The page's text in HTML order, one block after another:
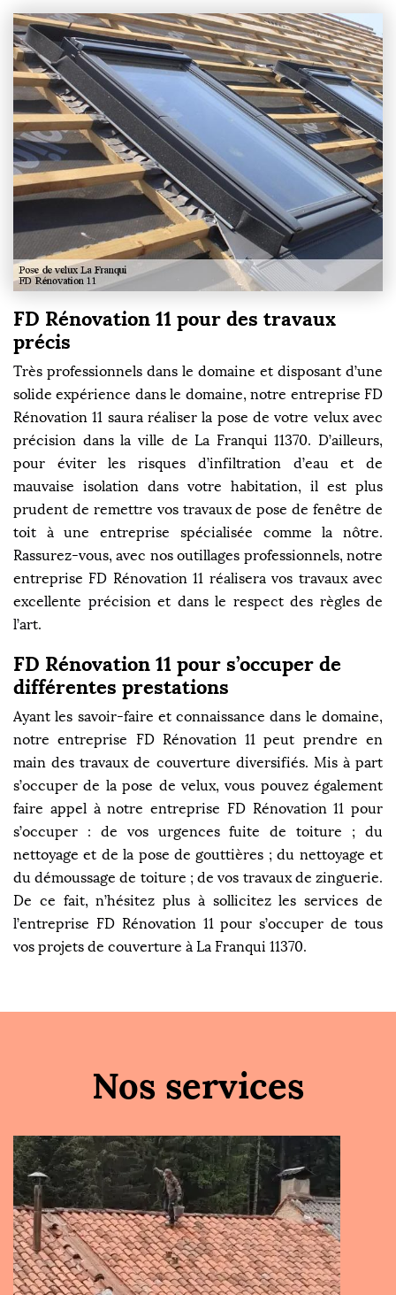
FD Rénovation 11 pour des travaux
précis
Très professionnels dans le domaine et disposant d’une
solide expérience dans le domaine, notre entreprise FD
Rénovation 11 saura réaliser la pose de votre velux avec
précision dans la ville de La Franqui 11370. D’ailleurs,
pour éviter les risques d’infiltration d’eau et de
mauvaise isolation dans votre habitation, il est plus
prudent de remettre vos travaux de pose de fenêtre de
toit à une entreprise spécialisée comme la nôtre.
Rassurez-vous, avec nos outillages professionnels, notre
entreprise FD Rénovation 11 réalisera vos travaux avec
excellente précision et dans le respect des règles de
l’art.
FD Rénovation 11 pour s’occuper de
différentes prestations
Ayant les savoir-faire et connaissance dans le domaine,
notre entreprise FD Rénovation 11 peut prendre en
main des travaux de couverture diversifiés. Mis à part
s’occuper de la pose de velux, vous pouvez également
faire appel à notre entreprise FD Rénovation 11 pour
s’occuper : de vos urgences fuite de toiture ; du
nettoyage et de la pose de gouttières ; du nettoyage et
du démoussage de toiture ; de vos travaux de zinguerie.
De ce fait, n’hésitez plus à sollicitez les services de
l’entreprise FD Rénovation 11 pour s’occuper de tous
vos projets de couverture à La Franqui 11370.
Nos services